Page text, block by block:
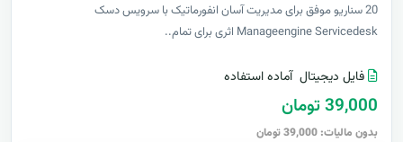
20 سناریو موفق برای مدیریت آسان انفورماتیک با سرویس دسک
Manageengine Servicedesk اثری برای تمام..
فایل دیجیتال آماده استفاده
39,000 تومان
بدون مالیات: 39,000 تومان